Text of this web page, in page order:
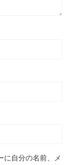
に自分の名前、メ